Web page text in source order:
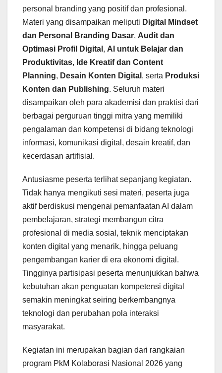
personal branding yang positif dan profesional.
Materi yang disampaikan meliputi Digital Mindset
dan Personal Branding Dasar, Audit dan
Optimasi Profil Digital , AI untuk Belajar dan
Produktivitas, Ide Kreatif dan Content
Planning, Desain Konten Digital , serta Produksi
Konten dan Publishing. Seluruh materi
disampaikan oleh para akademisi dan praktisi dari
berbagai perguruan tinggi mitra yang memiliki
pengalaman dan kompetensi di bidang teknologi
informasi, komunikasi digital, desain kreatif, dan
kecerdasan artifisial.
Antusiasme peserta terlihat sepanjang kegiatan.
Tidak hanya mengikuti sesi materi, peserta juga
aktif berdiskusi mengenai pemanfaatan AI dalam
pembelajaran, strategi membangun citra
profesional di media sosial, teknik menciptakan
konten digital yang menarik, hingga peluang
pengembangan karier di era ekonomi digital.
Tingginya partisipasi peserta menunjukkan bahwa
kebutuhan akan penguatan kompetensi digital
semakin meningkat seiring berkembangnya
teknologi dan perubahan pola interaksi
masyarakat.
Kegiatan ini merupakan bagian dari rangkaian
program PkM Kolaborasi Nasional 2026 yang